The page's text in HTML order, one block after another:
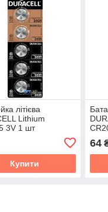
літієва
Lithium
3V 1 шт
Купити
64